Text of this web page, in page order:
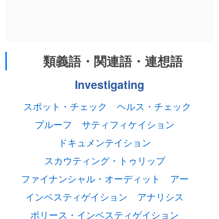
類義語・関連語・連想語
Investigating
スポット・チェック
ヘルス・チェック
プルーフ
サティフィケイション
ドキュメンテイション
スカウティング・トゥリップ
ファイナンシャル・オーディット
アー
インベスティゲイション
アナリシス
ポリース・インベスティゲイション